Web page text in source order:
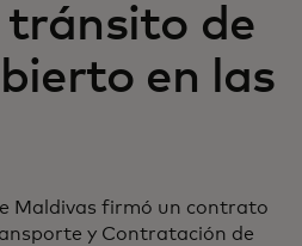
tránsito de
en las
Maldivas firmó un contrato
y Contratación de